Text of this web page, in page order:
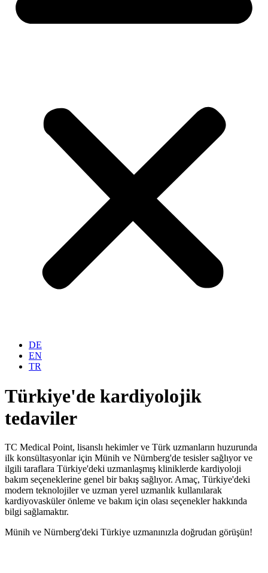
DE
EN
TR
Türkiye'de kardiyolojik
tedaviler
TC Medical Point, lisanslı hekimler ve Türk uzmanların huzurunda
ilk konsültasyonlar için Münih ve Nürnberg'de tesisler sağlıyor ve
ilgili taraflara Türkiye'deki uzmanlaşmış kliniklerde kardiyoloji
bakım seçeneklerine genel bir bakış sağlıyor. Amaç, Türkiye'deki
modern teknolojiler ve uzman yerel uzmanlık kullanılarak
kardiyovasküler önleme ve bakım için olası seçenekler hakkında
bilgi sağlamaktır.
Münih ve Nürnberg'deki Türkiye uzmanınızla doğrudan görüşün!